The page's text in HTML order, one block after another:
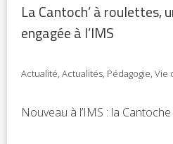
La Cantoch’ à roulettes,
engagée à l’IMS
Actualité, Actualités, Pédagogie, Vie
Nouveau à l’IMS : la